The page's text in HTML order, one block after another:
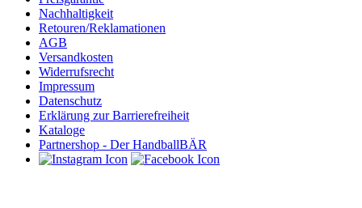
Nachhaltigkeit
Retouren/Reklamationen
AGB
Versandkosten
Widerrufsrecht
Impressum
Datenschutz
Erklärung zur Barrierefreiheit
Kataloge
Partnershop - Der HandballBÄR